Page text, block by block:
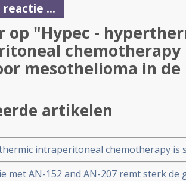
reactie ...
op "Hypec -
chemotherapy
mesothelioma in
artikelen
intraperitoneal chemotherapy is
de buik
met AN-152 and AN-207 remt sterk de